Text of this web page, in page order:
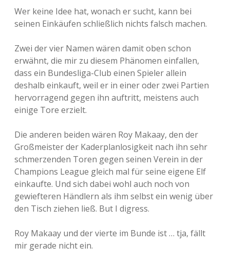
Wer keine Idee hat, wonach er sucht, kann bei
seinen Einkäufen schließlich nichts falsch machen.
Zwei der vier Namen wären damit oben schon
erwähnt, die mir zu diesem Phänomen einfallen,
dass ein Bundesliga-Club einen Spieler allein
deshalb einkauft, weil er in einer oder zwei Partien
hervorragend gegen ihn auftritt, meistens auch
einige Tore erzielt.
Die anderen beiden wären Roy Makaay, den der
Großmeister der Kaderplanlosigkeit nach ihn sehr
schmerzenden Toren gegen seinen Verein in der
Champions League gleich mal für seine eigene Elf
einkaufte. Und sich dabei wohl auch noch von
gewiefteren Händlern als ihm selbst ein wenig über
den Tisch ziehen ließ. But I digress.
Roy Makaay und der vierte im Bunde ist … tja, fällt
mir gerade nicht ein.